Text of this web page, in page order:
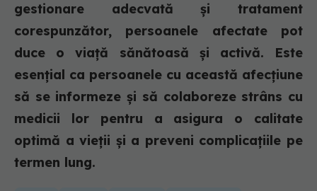
gestionare adecvată și tratament
corespunzător, persoanele afectate pot
duce o viață sănătoasă și activă. Este
esențial ca persoanele cu această afecțiune
să se informeze și să colaboreze strâns cu
medicii lor pentru a asigura o calitate
optimă a vieții și a preveni complicațiile pe
termen lung.